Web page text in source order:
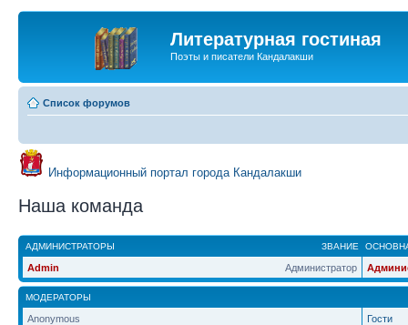
Литературная гостиная
Поэты и писатели Кандалакши
Список форумов
Информационный портал города Кандалакши
Наша команда
ЗВАНИЕ
АДМИНИСТРАТОРЫ
Администратор
Admin
МОДЕРАТОРЫ
Anonymous
Гости